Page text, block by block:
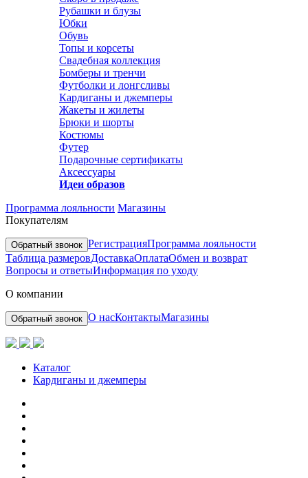
Рубашки и блузы
Юбки
Обувь
Топы и корсеты
Свадебная коллекция
Бомберы и тренчи
Футболки и лонгсливы
Кардиганы и джемперы
Жакеты и жилеты
Брюки и шорты
Костюмы
Футер
Подарочные сертификаты
Аксессуары
Идеи образов
Программа лояльности Магазины
Покупателям
Обратный звонок РегистрацияПрограмма лояльности
Таблица размеровДоставкаОплатаОбмен и возврат
Вопросы и ответыИнформация по уходу
О компании
Обратный звонок О насКонтактыМагазины
Каталог
Кардиганы и джемперы